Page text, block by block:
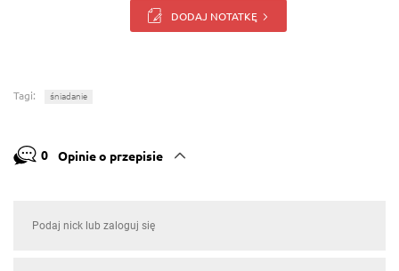
DODAJ NOTATKĘ
Tagi: śniadanie
0 Opinie o przepisie